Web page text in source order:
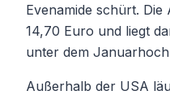
Evenamide schürt.
14,70 Euro und liegt
unter dem
Außerhalb der USA